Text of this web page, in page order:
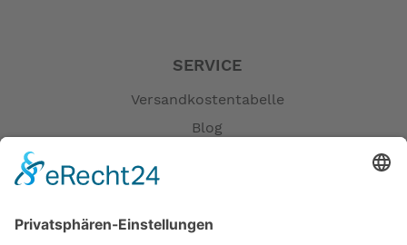
Zahnkranz / Riemenscheibe:
SHIMANO "CS-C7000", 24 Zähne
Kette / Riemen:
KMC "e1 EPT" 1/2"x3/32"
BOSCH "Active Line" Gen. 4, BES3
SERVICE
Versandkostentabelle
Blog